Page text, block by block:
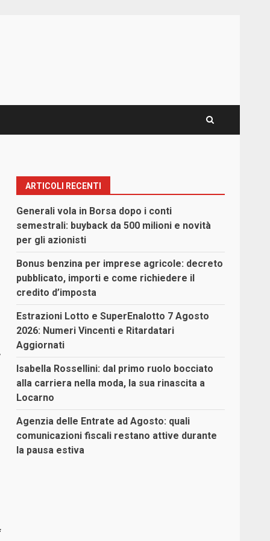
ARTICOLI RECENTI
Generali vola in Borsa dopo i conti
semestrali: buyback da 500 milioni e novità
per gli azionisti
Bonus benzina per imprese agricole: decreto
pubblicato, importi e come richiedere il
credito d’imposta
Estrazioni Lotto e SuperEnalotto 7 Agosto
2026: Numeri Vincenti e Ritardatari
Aggiornati
Isabella Rossellini: dal primo ruolo bocciato
alla carriera nella moda, la sua rinascita a
Locarno
Agenzia delle Entrate ad Agosto: quali
comunicazioni fiscali restano attive durante
la pausa estiva